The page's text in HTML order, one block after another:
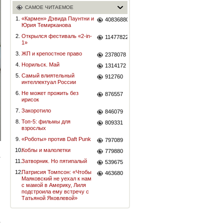
САМОЕ ЧИТАЕМОЕ
1.
«Кармен» Дэвида Паунтни и
Юрия Темирканова
40836880
2. Открылся фестиваль «2-in-
1»
11477822
3. ЖП и крепостное право
2378078
4. Норильск. Май
1314172
5. Самый влиятельный
интеллектуал России
912760
6. Не может прожить без
ирисок
876557
7. Закоротило
846079
8. Топ-5: фильмы для
взрослых
809331
9. «Роботы» против Daft Punk
797089
10.Коблы и малолетки
779880
11.Затворник. Но пятипалый
539675
12.Патрисия Томпсон: «Чтобы
Маяковский не уехал к нам
с мамой в Америку, Лиля
подстроила ему встречу с
Татьяной Яковлевой»
463680